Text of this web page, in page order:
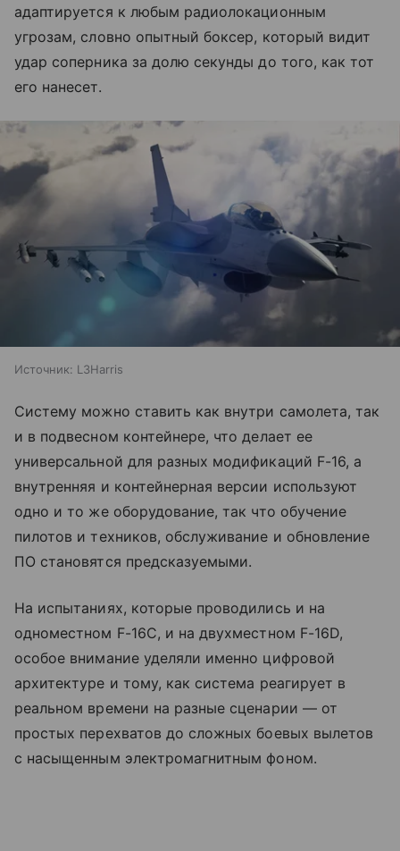
адаптируется к любым радиолокационным
угрозам, словно опытный боксер, который видит
удар соперника за долю секунды до того, как тот
его нанесет.
Источник: L3Harris
Систему можно ставить как внутри самолета, так
и в подвесном контейнере, что делает ее
универсальной для разных модификаций F-16, а
внутренняя и контейнерная версии используют
одно и то же оборудование, так что обучение
пилотов и техников, обслуживание и обновление
ПО становятся предсказуемыми.
На испытаниях, которые проводились и на
одноместном F-16C, и на двухместном F-16D,
особое внимание уделяли именно цифровой
архитектуре и тому, как система реагирует в
реальном времени на разные сценарии — от
простых перехватов до сложных боевых вылетов
с насыщенным электромагнитным фоном.